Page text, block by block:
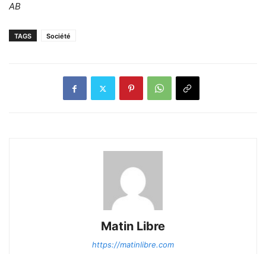
AB
TAGS Société
Matin Libre
https://matinlibre.com